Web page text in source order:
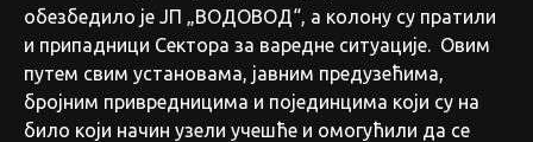
обезбедило је ЈП „ВОДОВОД“, а колону су пратили
и припадници Сектора за варедне ситуације. Овим
путем свим установама, јавним предузећима,
бројним привредницима и појединцима који су на
било који начин узели учешће и омогућили да се